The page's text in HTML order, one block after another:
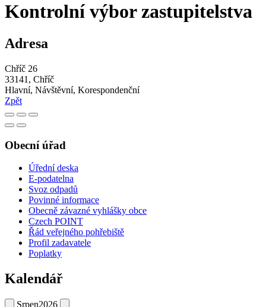
Kontrolní výbor zastupitelstva
Adresa
Chříč 26
33141, Chříč
Hlavní, Návštěvní, Korespondenční
Zpět
Obecní úřad
Úřední deska
E-podatelna
Svoz odpadů
Povinné informace
Obecně závazné vyhlášky obce
Czech POINT
Řád veřejného pohřebiště
Profil zadavatele
Poplatky
Kalendář
Srpen2026